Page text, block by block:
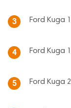
3 Ford Kuga
4 Ford Kuga
5 Ford Kuga